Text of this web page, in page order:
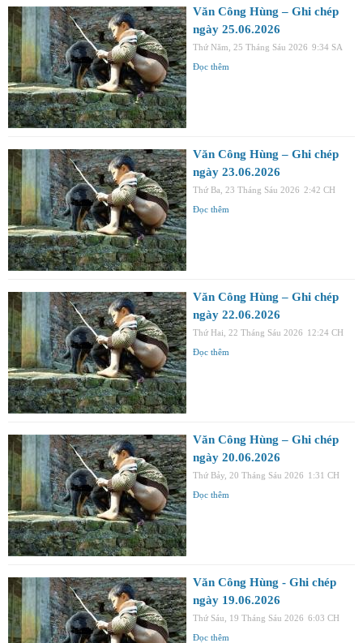
Văn Công Hùng – Ghi chép
ngày 25.06.2026
Thứ Năm, 25 Tháng Sáu 2026 9:34 SA
Đọc thêm
Văn Công Hùng – Ghi chép
ngày 23.06.2026
Thứ Ba, 23 Tháng Sáu 2026 2:42 CH
Đọc thêm
Văn Công Hùng – Ghi chép
ngày 22.06.2026
Thứ Hai, 22 Tháng Sáu 2026 12:24 CH
Đọc thêm
Văn Công Hùng – Ghi chép
ngày 20.06.2026
Thứ Bảy, 20 Tháng Sáu 2026 1:31 CH
Đọc thêm
Văn Công Hùng - Ghi chép
ngày 19.06.2026
Thứ Sáu, 19 Tháng Sáu 2026 6:03 CH
Đọc thêm